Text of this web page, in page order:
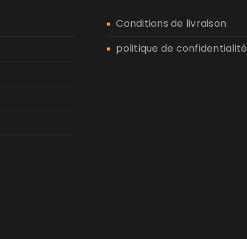
Conditions de livraison
politique de confidentialité